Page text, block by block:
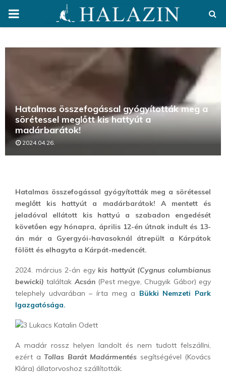
PRIMARY
Hatalmas összefogással gyógyították meg a
sörétessel meglőtt kis hattyút a
madárbarátok!
2024.04.26.
Hatalmas összefogással gyógyították meg a sörétessel
meglőtt kis hattyút a madárbarátok! A mentett és
jeladóval ellátott kis hattyú a szabadon engedését
követően egy hónapra, április 12-én útnak indult és 13-
án már a Gyergyói-havasoknál átrepült a Kárpátok
fölött és elhagyta a Kárpát-medencét.
2024. március 2-án egykis hattyút (Cygnus columbianus
bewicki) találtak Acsán (Pest megye, Chugyik Gábor) egy
telephely udvarában – írta meg a Bükki Nemzeti Park
Igazgatósága.
A madár rossz helyen landolt és nem tudott felszállni,
ezért a Tollas Barát Madármentés segítségével (Kovács
Klára) állatorvoshoz szállították.